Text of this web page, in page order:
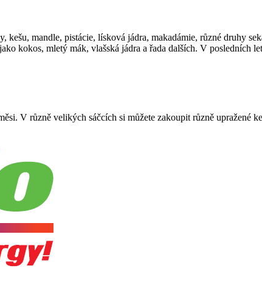
mandle, pistácie, lísková jádra, makadámie, různé druhy
kokos, mletý mák, vlašská jádra a řada dalších. V posledních
V různě velikých sáčcích si můžete zakoupit různě upražené